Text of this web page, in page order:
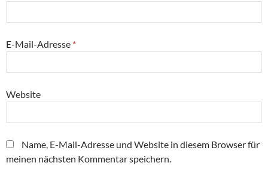
E-Mail-Adresse *
Website
Name, E-Mail-Adresse und Website in diesem Browser für
meinen nächsten Kommentar speichern.